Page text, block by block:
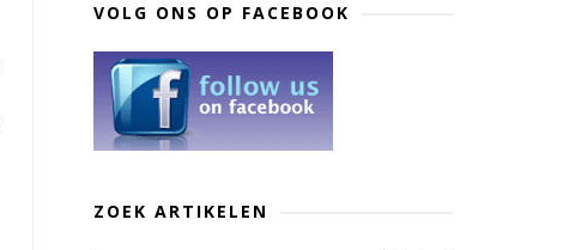
VOLG ONS OP FACEBOOK
ZOEK ARTIKELEN